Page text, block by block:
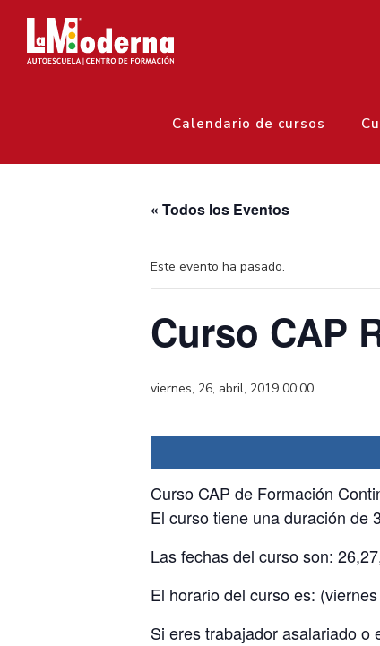
Calendario de cursos
« Todos los Eventos
Este evento ha pasado.
Curso CAP
viernes, 26, abril, 2019 00:00
Curso CAP de Formación
El curso tiene una duración de
Las fechas del curso son:
El horario del curso es:
Si eres trabajador asalariado o